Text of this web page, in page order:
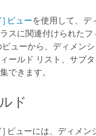
ビューを使用して、デ
スに関連付けられた
ビューから、ディメン
ールド リスト、サブ
できます。
ド
ビューには、ディメン